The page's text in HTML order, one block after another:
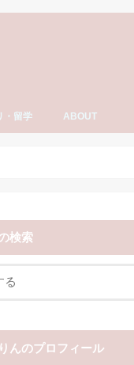
・留学 ABOUT
検索
んのプロフィール